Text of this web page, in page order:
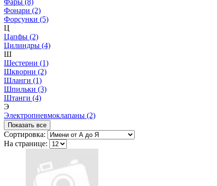
Фонари (2)
Форсунки (5)
Ц
Цапфы (2)
Цилиндры (4)
Ш
Шестерни (1)
Шкворни (2)
Шланги (1)
Шпильки (3)
Штанги (4)
Э
Электропневмоклапаны (2)
Показать все
Сортировка:
На странице: